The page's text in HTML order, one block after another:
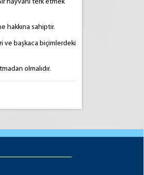
hayvanı terk etmek
hakkına sahiptir.
ve başkaca biçimlerdeki
olmalıdır.